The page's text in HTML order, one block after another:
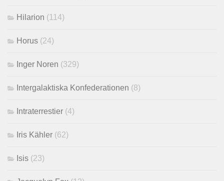
Hilarion (114)
Horus (24)
Inger Noren (329)
Intergalaktiska Konfederationen (8)
Intraterrestier (4)
Iris Kähler (62)
Isis (23)